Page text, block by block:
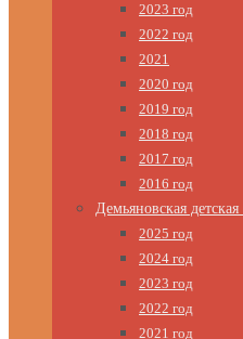
2023 год
2022 год
2021
2020 год
2019 год
2018 год
2017 год
2016 год
Демьяновская
2025 год
2024 год
2023 год
2022 год
2021 год